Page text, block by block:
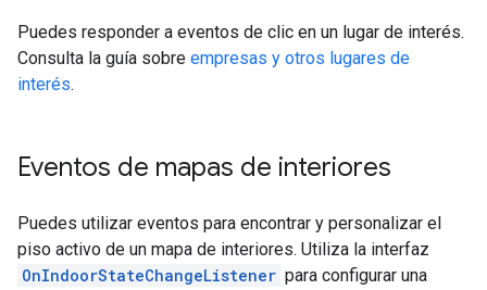
Puedes responder a eventos de clic en un lugar de interés.
Consulta la guía sobre empresas y otros lugares de
interés.
Eventos de mapas de interiores
Puedes utilizar eventos para encontrar y personalizar el
piso activo de un mapa de interiores. Utiliza la interfaz
OnIndoorStateChangeListener para configurar una